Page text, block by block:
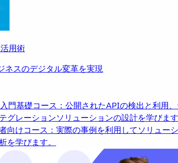
用術
スのデジタル変革を実現
門基礎コース：公開されたAPIの検出と利用
レーションソリューションの設計を学びます
向けコース：実際の事例を利用してソリュー
を学びます。